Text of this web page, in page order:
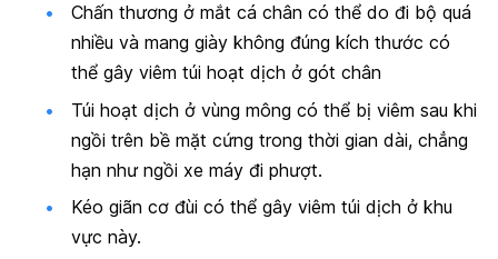
Chấn thương ở mắt cá chân có thể do đi bộ quá
nhiều và mang giày không đúng kích thước có
thể gây viêm túi hoạt dịch ở gót chân
Túi hoạt dịch ở vùng mông có thể bị viêm sau khi
ngồi trên bề mặt cứng trong thời gian dài, chẳng
hạn như ngồi xe máy đi phượt.
Kéo giãn cơ đùi có thể gây viêm túi dịch ở khu
vực này.